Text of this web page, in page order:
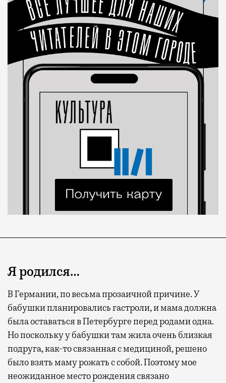
Я родился…
В Германии, по весьма прозаичной причине. У
бабушки планировались гастроли, и мама должна
была оставаться в Петербурге перед родами одна.
Но поскольку у бабушки там жила очень близкая
подруга, как-то связанная с медициной, решено
было взять маму рожать с собой. Поэтому мое
неожиданное место рождения связано